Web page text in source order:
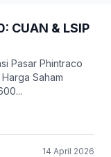
CUAN & LSIP
Pasar Phintraco
Saham
14 April 2026